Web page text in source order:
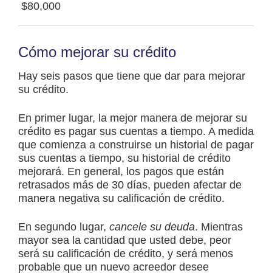
$80,000
Cómo mejorar su crédito
Hay seis pasos que tiene que dar para mejorar
su crédito.
En primer lugar, la mejor manera de mejorar su
crédito es pagar sus cuentas a tiempo. A medida
que comienza a construirse un historial de pagar
sus cuentas a tiempo, su historial de crédito
mejorará. En general, los pagos que están
retrasados más de 30 días, pueden afectar de
manera negativa su calificación de crédito.
En segundo lugar, cancele su deuda. Mientras
mayor sea la cantidad que usted debe, peor
será su calificación de crédito, y será menos
probable que un nuevo acreedor desee